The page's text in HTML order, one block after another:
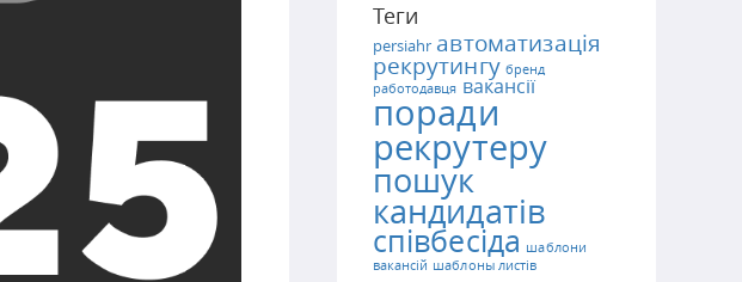
Теги
persiahr автоматизація
рекрутингу бренд
работодавця вакансії
поради
рекрутеру
пошук
кандидатів
співбесіда шаблони
вакансій шаблоны листів